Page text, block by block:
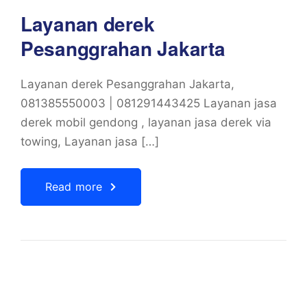
Layanan derek
Pesanggrahan Jakarta
Layanan derek Pesanggrahan Jakarta,
081385550003 | 081291443425 Layanan jasa
derek mobil gendong , layanan jasa derek via
towing, Layanan jasa […]
Read more